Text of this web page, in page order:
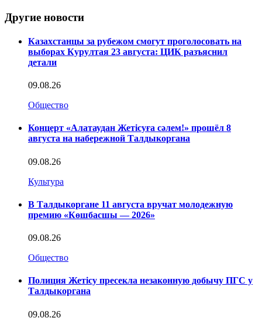
Другие новости
Казахстанцы за рубежом смогут проголосовать на
выборах Курултая 23 августа: ЦИК разъяснил
детали
09.08.26
Общество
Концерт «Алатаудан Жетісуға сәлем!» прошёл 8
августа на набережной Талдыкоргана
09.08.26
Культура
В Талдыкоргане 11 августа вручат молодежную
премию «Көшбасшы — 2026»
09.08.26
Общество
Полиция Жетісу пресекла незаконную добычу ПГС у
Талдыкоргана
09.08.26